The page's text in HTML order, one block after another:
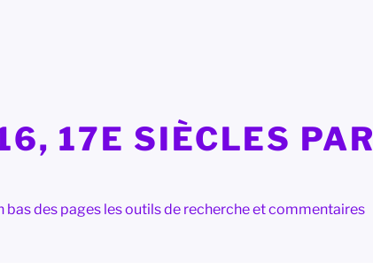
17E SIÈCLES PAR
des pages les outils de recherche et commentaires